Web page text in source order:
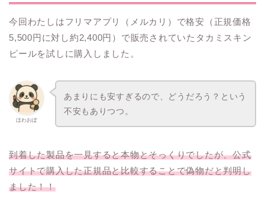
今回わたしはフリマアプリ（メルカリ）で格安（正規価格
5,500円に対し約2,400円）で販売されていたタカミスキン
ピールを試しに購入しました。
ほわおぽ
あまりにも安すぎるので、どうだろう？という
不安もありつつ。
到着した製品を一見すると本物とそっくりでしたが、公式
サイトで購入した正規品と比較することで偽物だと判明し
ました！！